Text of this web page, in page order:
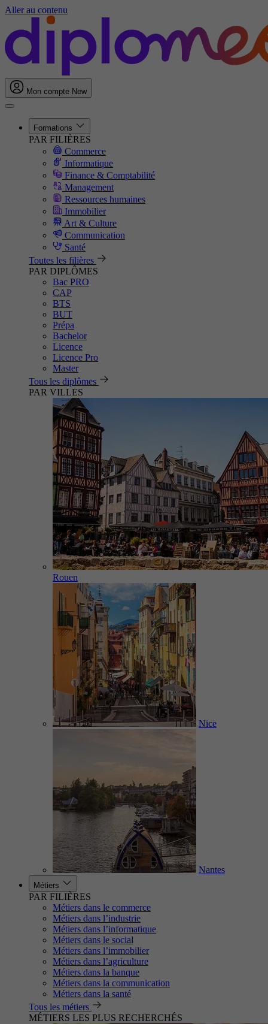
Aller au contenu
Mon compte New
Formations
PAR FILIÈRES
Commerce
Informatique
Finance & Comptabilité
Management
Ressources humaines
Immobilier
Art & Culture
Communication
Santé
Toutes les filières
PAR DIPLÔMES
Bac PRO
CAP
BTS
BUT
Prépa
Bachelor
Licence
Licence Pro
Master
Tous les diplômes
PAR VILLES
Rouen
Nice
Nantes
Métiers
PAR FILIÈRES
Métiers dans le commerce
Métiers dans l’industrie
Métiers dans l’informatique
Métiers dans le social
Métiers dans l’immobilier
Métiers dans l’agriculture
Métiers dans la banque
Métiers dans la communication
Métiers dans la santé
Tous les métiers
MÉTIERS LES PLUS RECHERCHÉS